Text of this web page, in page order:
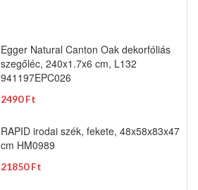
Egger Natural Canton Oak dekorfóliás
szegőléc, 240x1.7x6 cm, L132
941197EPC026
2490 Ft
RAPID irodai szék, fekete, 48x58x83x47
cm HM0989
21850 Ft